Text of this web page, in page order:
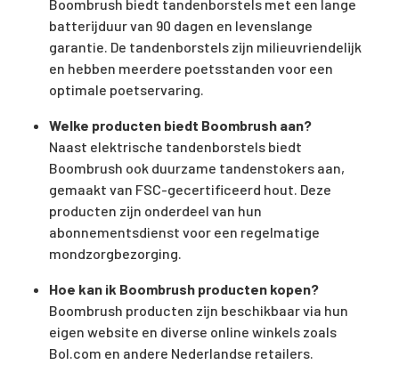
Boombrush biedt tandenborstels met een lange
batterijduur van 90 dagen en levenslange
garantie. De tandenborstels zijn milieuvriendelijk
en hebben meerdere poetsstanden voor een
optimale poetservaring.
Welke producten biedt Boombrush aan?
Naast elektrische tandenborstels biedt
Boombrush ook duurzame tandenstokers aan,
gemaakt van FSC-gecertificeerd hout. Deze
producten zijn onderdeel van hun
abonnementsdienst voor een regelmatige
mondzorgbezorging.
Hoe kan ik Boombrush producten kopen?
Boombrush producten zijn beschikbaar via hun
eigen website en diverse online winkels zoals
Bol.com en andere Nederlandse retailers.